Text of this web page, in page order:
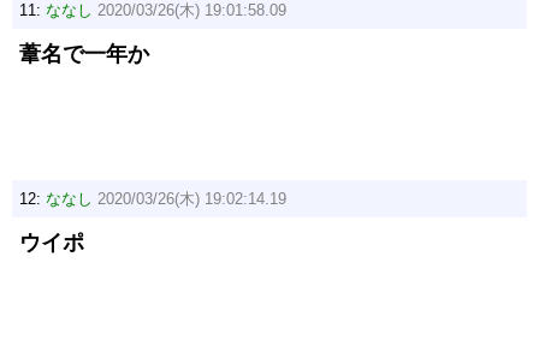
11: ななし 2020/03/26(木) 19:01:58.09
葦名で一年か
12: ななし 2020/03/26(木) 19:02:14.19
ウイポ